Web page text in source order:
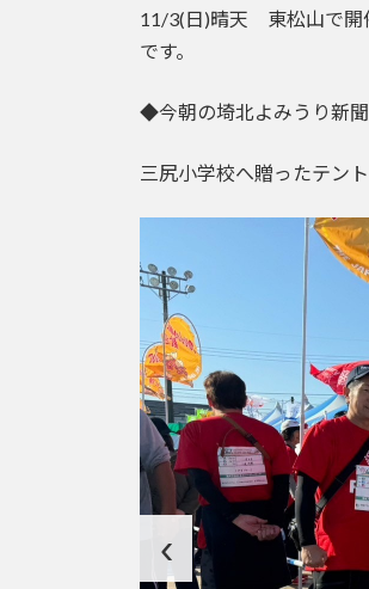
11/3(日)晴天 東松山で開
です。
◆今朝の埼北よみうり新
三尻小学校へ贈ったテン
‹